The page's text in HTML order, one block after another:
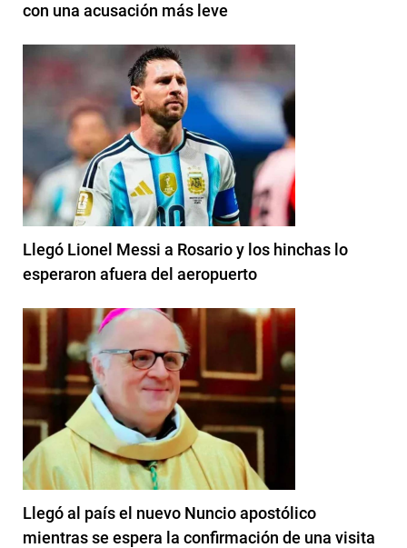
con una acusación más leve
Llegó Lionel Messi a Rosario y los hinchas lo
esperaron afuera del aeropuerto
Llegó al país el nuevo Nuncio apostólico
mientras se espera la confirmación de una visita